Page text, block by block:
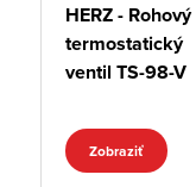
HERZ - Rohový
termostatický
ventil TS-98-V
Zobraziť